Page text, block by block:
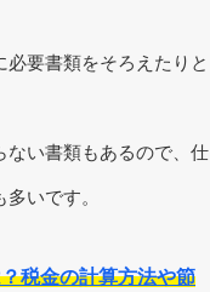
要書類をそろえたりと
ない書類もあるので、仕
いです。
税金の計算方法や節